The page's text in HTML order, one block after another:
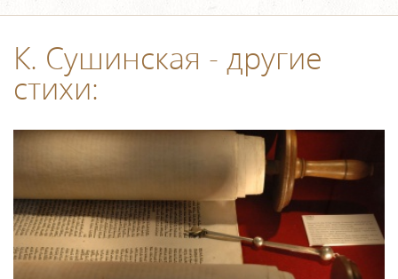
К. Сушинская - другие
стихи: